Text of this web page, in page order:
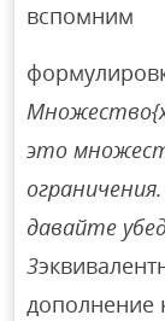
вспомним
это
давайте
3
дополнение